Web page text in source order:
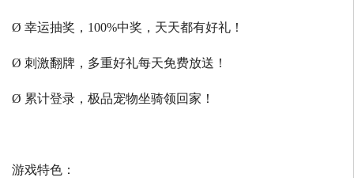
Ø 幸运抽奖，100%中奖，天天都有好礼！
Ø 刺激翻牌，多重好礼每天免费放送！
Ø 累计登录，极品宠物坐骑领回家！
游戏特色：